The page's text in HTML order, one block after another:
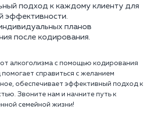
подход к каждому клиенту для
эффективности.
планов
после кодирования.
от алкоголизма с помощью кодирования
справиться с желанием
обеспечивает эффективный подход к
Звоните нам и начните путь к
семейной жизни!